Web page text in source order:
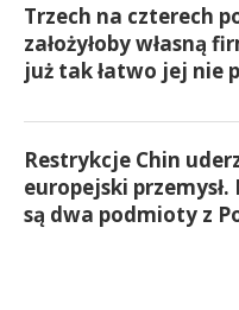
Trzech na czterech
założyłoby własną
już tak łatwo jej nie
Restrykcje Chin
europejski przemysł.
są dwa podmioty z